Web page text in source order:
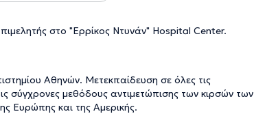
στο "Ερρίκος Ντυνάν" Hospital Center.
Αθηνών. Μετεκπαίδευση σε όλες τις
σύγχρονες μεθόδους αντιμετώπισης των κιρσών των
Ευρώπης και της Αμερικής.